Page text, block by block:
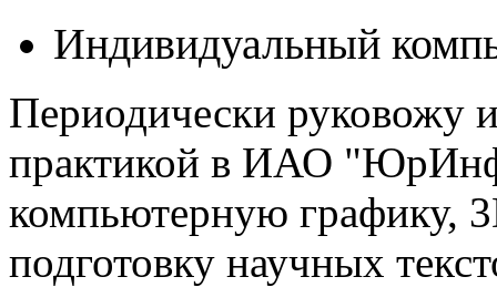
Индивидуальный
Периодически руковожу
практикой в ИАО
компьютерную графику,
подготовку научных